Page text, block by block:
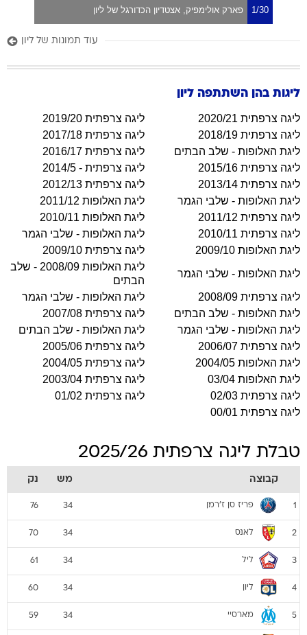
1/30 פארק אולימפיק, אצטדיון הכדורגל של ליון
עוד תמונות של ליון
ליגות בהן השתתפה ליון
ליגה צרפתית 2020/21
ליגה צרפתית 2019/20
ליגה צרפתית 2018/19
ליגה צרפתית 2017/18
ליגת האלופות - שלב הבתים
ליגה צרפתית 2016/17
ליגה צרפתית 2015/16
ליגה צרפתית - 2014/5
ליגה צרפתית 2013/14
ליגה צרפתית 2012/13
ליגת האלופות - שלבי הגמר
ליגת האלופות 2011/12
ליגה צרפתית 2011/12
ליגת האלופות 2010/11
ליגה צרפתית 2010/11
ליגת האלופות - שלבי הגמר
ליגת האלופות 2009/10
ליגה צרפתית 2009/10
ליגת האלופות - שלבי הגמר
ליגת האלופות 2008/09 - שלב
הבתים
ליגה צרפתית 2008/09
ליגת האלופות - שלבי הגמר
ליגת האלופות - שלב הבתים
ליגה צרפתית 2007/08
ליגת האלופות - שלבי הגמר
ליגת האלופות - שלב הבתים
ליגה צרפתית 2006/07
ליגה צרפתית 2005/06
ליגת האלופות 2004/05
ליגה צרפתית 2004/05
ליגת האלופות 03/04
ליגה צרפתית 2003/04
ליגה צרפתית 02/03
ליגה צרפתית 01/02
ליגה צרפתית 00/01
טבלת ליגה צרפתית 2025/26
קבוצה מש נק
1 פריז סן ז'רמן 34
76
2 לאנס 34
70
3 ליל 34
61
4 ליון 34
60
5 מארסיי 34
59